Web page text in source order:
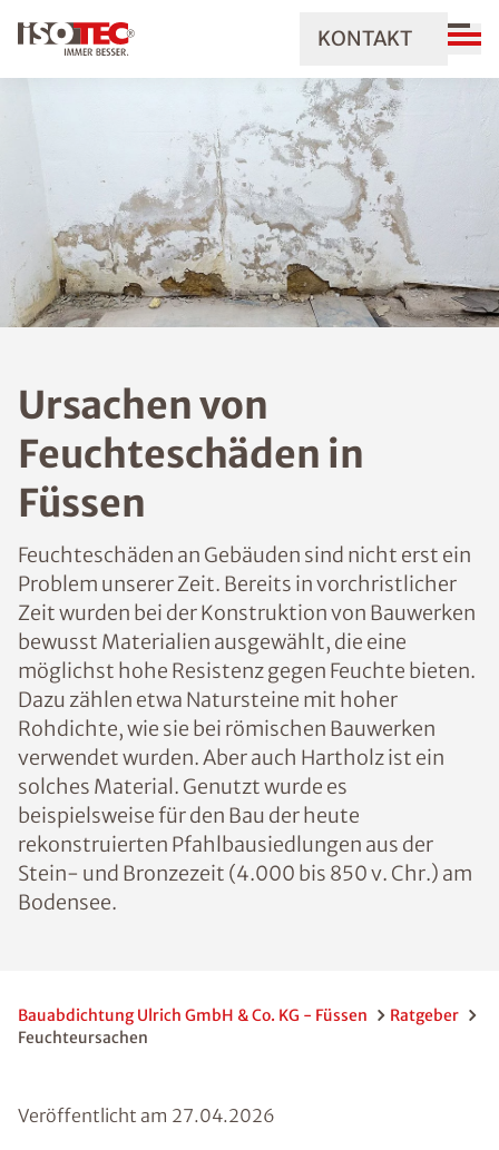
KONTAKT
Ursachen von
Feuchteschäden in
Füssen
Feuchteschäden an Gebäuden sind nicht erst ein
Problem unserer Zeit. Bereits in vorchristlicher
Zeit wurden bei der Konstruktion von Bauwerken
bewusst Materialien ausgewählt, die eine
möglichst hohe Resistenz gegen Feuchte bieten.
Dazu zählen etwa Natursteine mit hoher
Rohdichte, wie sie bei römischen Bauwerken
verwendet wurden. Aber auch Hartholz ist ein
solches Material. Genutzt wurde es
beispielsweise für den Bau der heute
rekonstruierten Pfahlbausiedlungen aus der
Stein- und Bronzezeit (4.000 bis 850 v. Chr.) am
Bodensee.
Bauabdichtung Ulrich GmbH & Co. KG - Füssen
Ratgeber
Feuchteursachen
Veröffentlicht am 27.04.2026